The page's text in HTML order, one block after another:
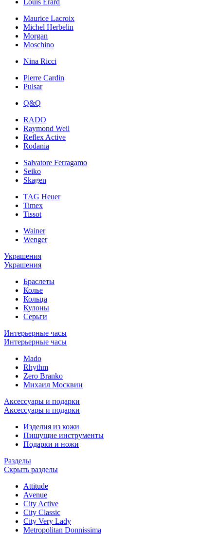
Louis Erard
Maurice Lacroix
Michel Herbelin
Morgan
Moschino
Nina Ricci
Pierre Cardin
Pulsar
Q&Q
RADO
Raymond Weil
Reflex Active
Rodania
Salvatore Ferragamo
Seiko
Skagen
TAG Heuer
Timex
Tissot
Wainer
Wenger
Украшения
Украшения
Браслеты
Колье
Кольца
Кулоны
Серьги
Интерьерные часы
Интерьерные часы
Mado
Rhythm
Zero Branko
Михаил Москвин
Аксессуары и подарки
Аксессуары и подарки
Изделия из кожи
Пишущие инструменты
Подарки и ножи
Разделы
Скрыть pазделы
Attitude
Avenue
City Active
City Classic
City Very Lady
Metropolitan Donnissima